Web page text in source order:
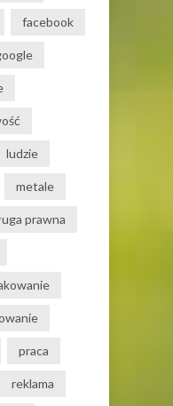
facebook
ludzie
metale
prawna
praca
reklama